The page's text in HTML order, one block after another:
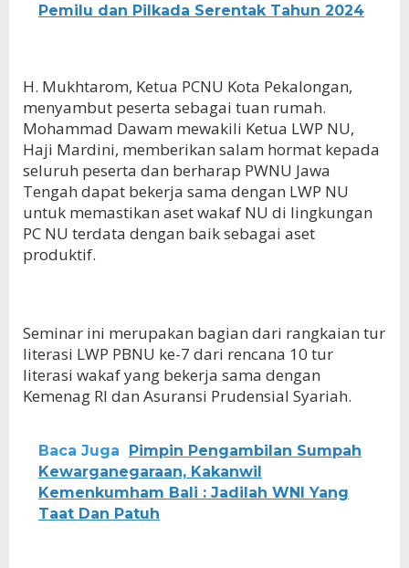
Pemilu dan Pilkada Serentak Tahun 2024
H. Mukhtarom, Ketua PCNU Kota Pekalongan,
menyambut peserta sebagai tuan rumah.
Mohammad Dawam mewakili Ketua LWP NU,
Haji Mardini, memberikan salam hormat kepada
seluruh peserta dan berharap PWNU Jawa
Tengah dapat bekerja sama dengan LWP NU
untuk memastikan aset wakaf NU di lingkungan
PC NU terdata dengan baik sebagai aset
produktif.
Seminar ini merupakan bagian dari rangkaian tur
literasi LWP PBNU ke-7 dari rencana 10 tur
literasi wakaf yang bekerja sama dengan
Kemenag RI dan Asuransi Prudensial Syariah.
Baca Juga
Pimpin Pengambilan Sumpah
Kewarganegaraan, Kakanwil
Kemenkumham Bali : Jadilah WNI Yang
Taat Dan Patuh